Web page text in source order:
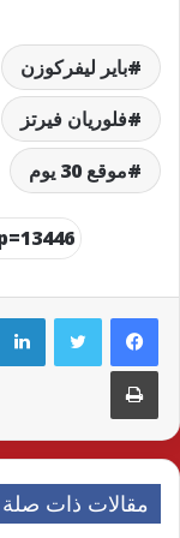
باير ليفركوزن
فلوريان فيرتز
موقع 30 يوم
طباعة
مقالات ذات صلة